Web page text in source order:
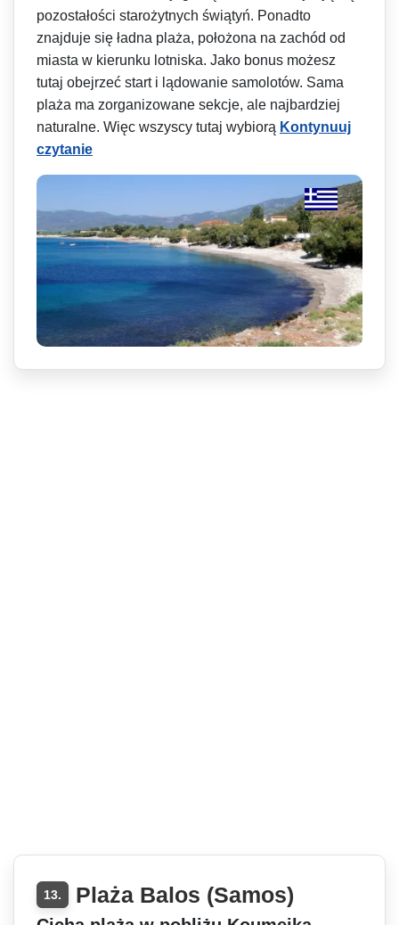
pozostałości starożytnych świątyń. Ponadto
znajduje się ładna plaża, położona na zachód od
miasta w kierunku lotniska. Jako bonus możesz
tutaj obejrzeć start i lądowanie samolotów. Sama
plaża ma zorganizowane sekcje, ale najbardziej
naturalne. Więc wszyscy tutaj wybiorą Kontynuuj
czytanie
13. Plaża Balos (Samos)